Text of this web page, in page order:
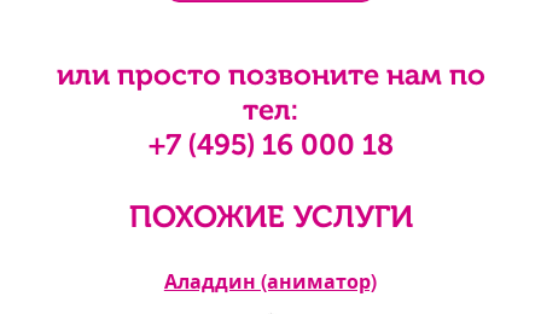
или просто позвоните нам по
тел:
+7 (495) 16 000 18
ПОХОЖИЕ УСЛУГИ
Аладдин (аниматор)